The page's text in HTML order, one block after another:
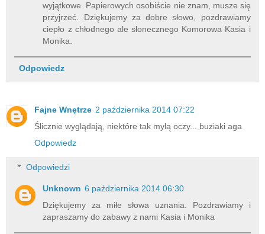
wyjątkowe. Papierowych osobiście nie znam, musze się
przyjrzeć. Dziękujemy za dobre słowo, pozdrawiamy
ciepło z chłodnego ale słonecznego Komorowa Kasia i
Monika.
Odpowiedz
Fajne Wnętrze 2 października 2014 07:22
Ślicznie wyglądają, niektóre tak mylą oczy... buziaki aga
Odpowiedz
Odpowiedzi
Unknown 6 października 2014 06:30
Dziękujemy za miłe słowa uznania. Pozdrawiamy i
zapraszamy do zabawy z nami Kasia i Monika